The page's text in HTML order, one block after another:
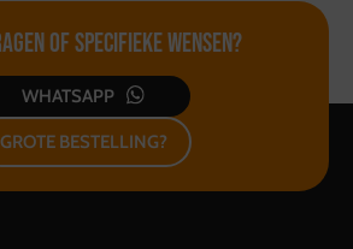
ofspecifieke wensen?
WHATSAPP
GROTE BESTELLING?